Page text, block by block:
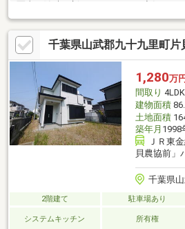
写真を随時更新しています！！◆気にな
件の状況もいち早くわかって便利な『お
利用ください♪
千葉県山武郡九十九里町片
1,280万
間取り 4LDK
建物面積
土地面積
築年月 1998
ＪＲ東
貝農協前」
千葉県
2階建て 駐車場あり
システムキッチン 所有権